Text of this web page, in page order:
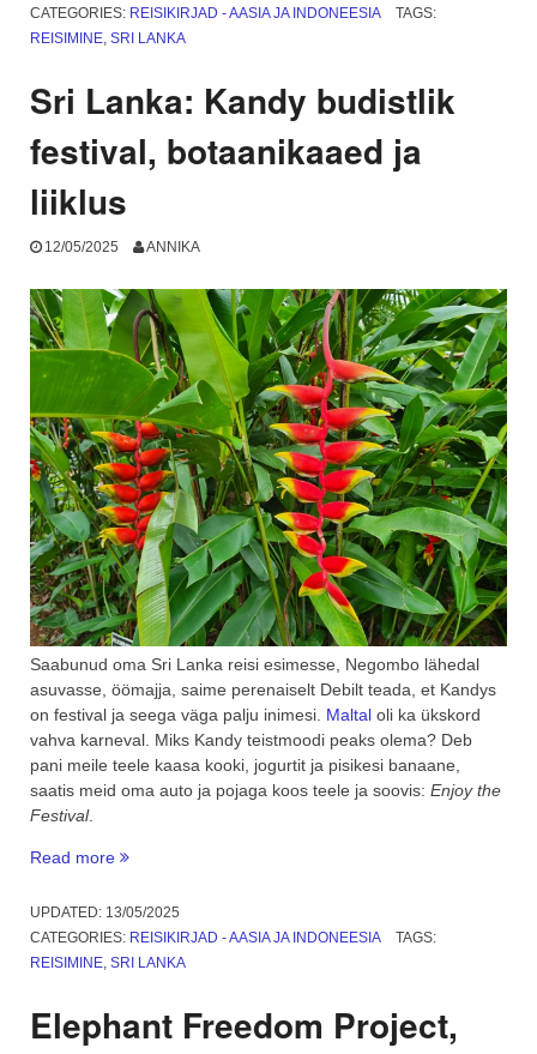
ja
CATEGORIES: REISIKIRJAD - AASIA JA INDONEESIA
TAGS:
REISIMINE, SRI LANKA
Sri Lanka: Kandy budistlik
festival, botaanikaaed ja
liiklus
12/05/2025 ANNIKA
Saabunud oma Sri Lanka reisi esimesse, Negombo lähedal
asuvasse, öömajja, saime perenaiselt Debilt teada, et Kandys
on festival ja seega väga palju inimesi. Maltal oli ka ükskord
vahva karneval. Miks Kandy teistmoodi peaks olema? Deb
pani meile teele kaasa kooki, jogurtit ja pisikesi banaane,
saatis meid oma auto ja pojaga koos teele ja soovis: Enjoy the
Festival.
Read more “Sri
Kandy
budistlik
festival,
liiklus”
UPDATED: 13/05/2025
CATEGORIES: REISIKIRJAD - AASIA JA INDONEESIA
TAGS:
REISIMINE, SRI LANKA
Elephant Freedom Project,